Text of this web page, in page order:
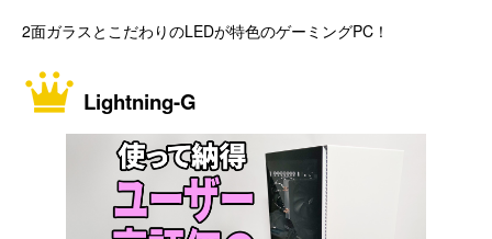
2面ガラスとこだわりのLEDが特色のゲーミングPC！
Lightning-G